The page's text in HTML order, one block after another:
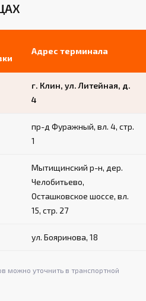
Адрес терминала
г. Клин, ул. Литейная, д.
4
пр-д Фуражный, вл. 4, стр.
1
Мытищинский р-н, дер.
Челобитьево,
Осташковское шоссе, вл.
15, стр. 27
ул. Бояринова, 18
можно уточнить в транспортной